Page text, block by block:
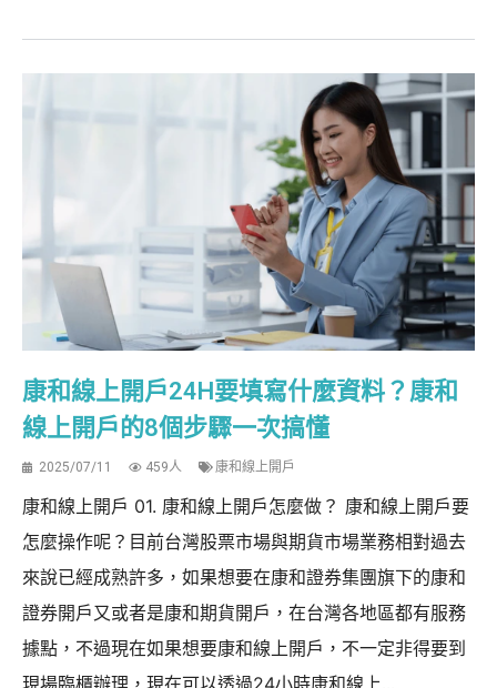
康和線上開戶24H要填寫什麼資料？康和
線上開戶的8個步驟一次搞懂
2025/07/11 459人 康和線上開戶
康和線上開戶 01. 康和線上開戶怎麼做？ 康和線上開戶要
怎麼操作呢？目前台灣股票市場與期貨市場業務相對過去
來說已經成熟許多，如果想要在康和證券集團旗下的康和
證券開戶又或者是康和期貨開戶，在台灣各地區都有服務
據點，不過現在如果想要康和線上開戶，不一定非得要到
現場臨櫃辦理，現在可以透過24小時康和線上...